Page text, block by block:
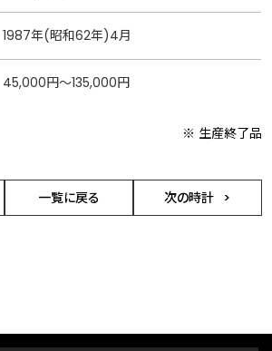
1987年(昭和62年)4月
45,000円〜135,000円
※ 生産終了品
一覧に戻る 次の時計